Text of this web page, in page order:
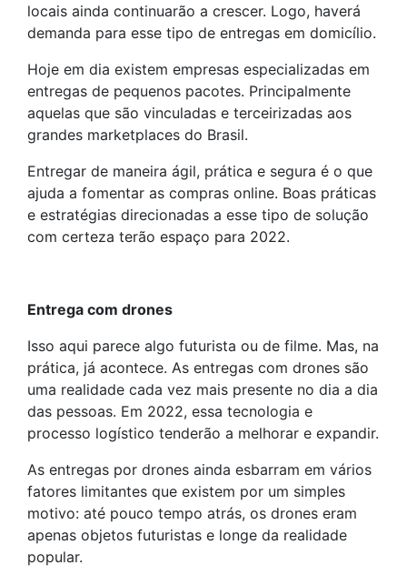
locais ainda continuarão a crescer. Logo, haverá
demanda para esse tipo de entregas em domicílio.
Hoje em dia existem empresas especializadas em
entregas de pequenos pacotes. Principalmente
aquelas que são vinculadas e terceirizadas aos
grandes marketplaces do Brasil.
Entregar de maneira ágil, prática e segura é o que
ajuda a fomentar as compras online. Boas práticas
e estratégias direcionadas a esse tipo de solução
com certeza terão espaço para 2022.
Entrega com drones
Isso aqui parece algo futurista ou de filme. Mas, na
prática, já acontece. As entregas com drones são
uma realidade cada vez mais presente no dia a dia
das pessoas. Em 2022, essa tecnologia e
processo logístico tenderão a melhorar e expandir.
As entregas por drones ainda esbarram em vários
fatores limitantes que existem por um simples
motivo: até pouco tempo atrás, os drones eram
apenas objetos futuristas e longe da realidade
popular.